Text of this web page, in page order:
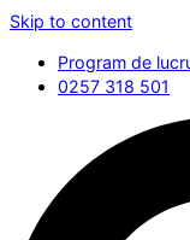
Skip to content
Program de
0257 318 501